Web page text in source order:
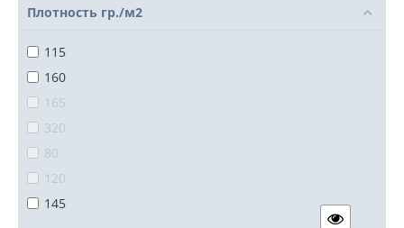
Плотность гр./м2
115
160
165
320
80
120
145